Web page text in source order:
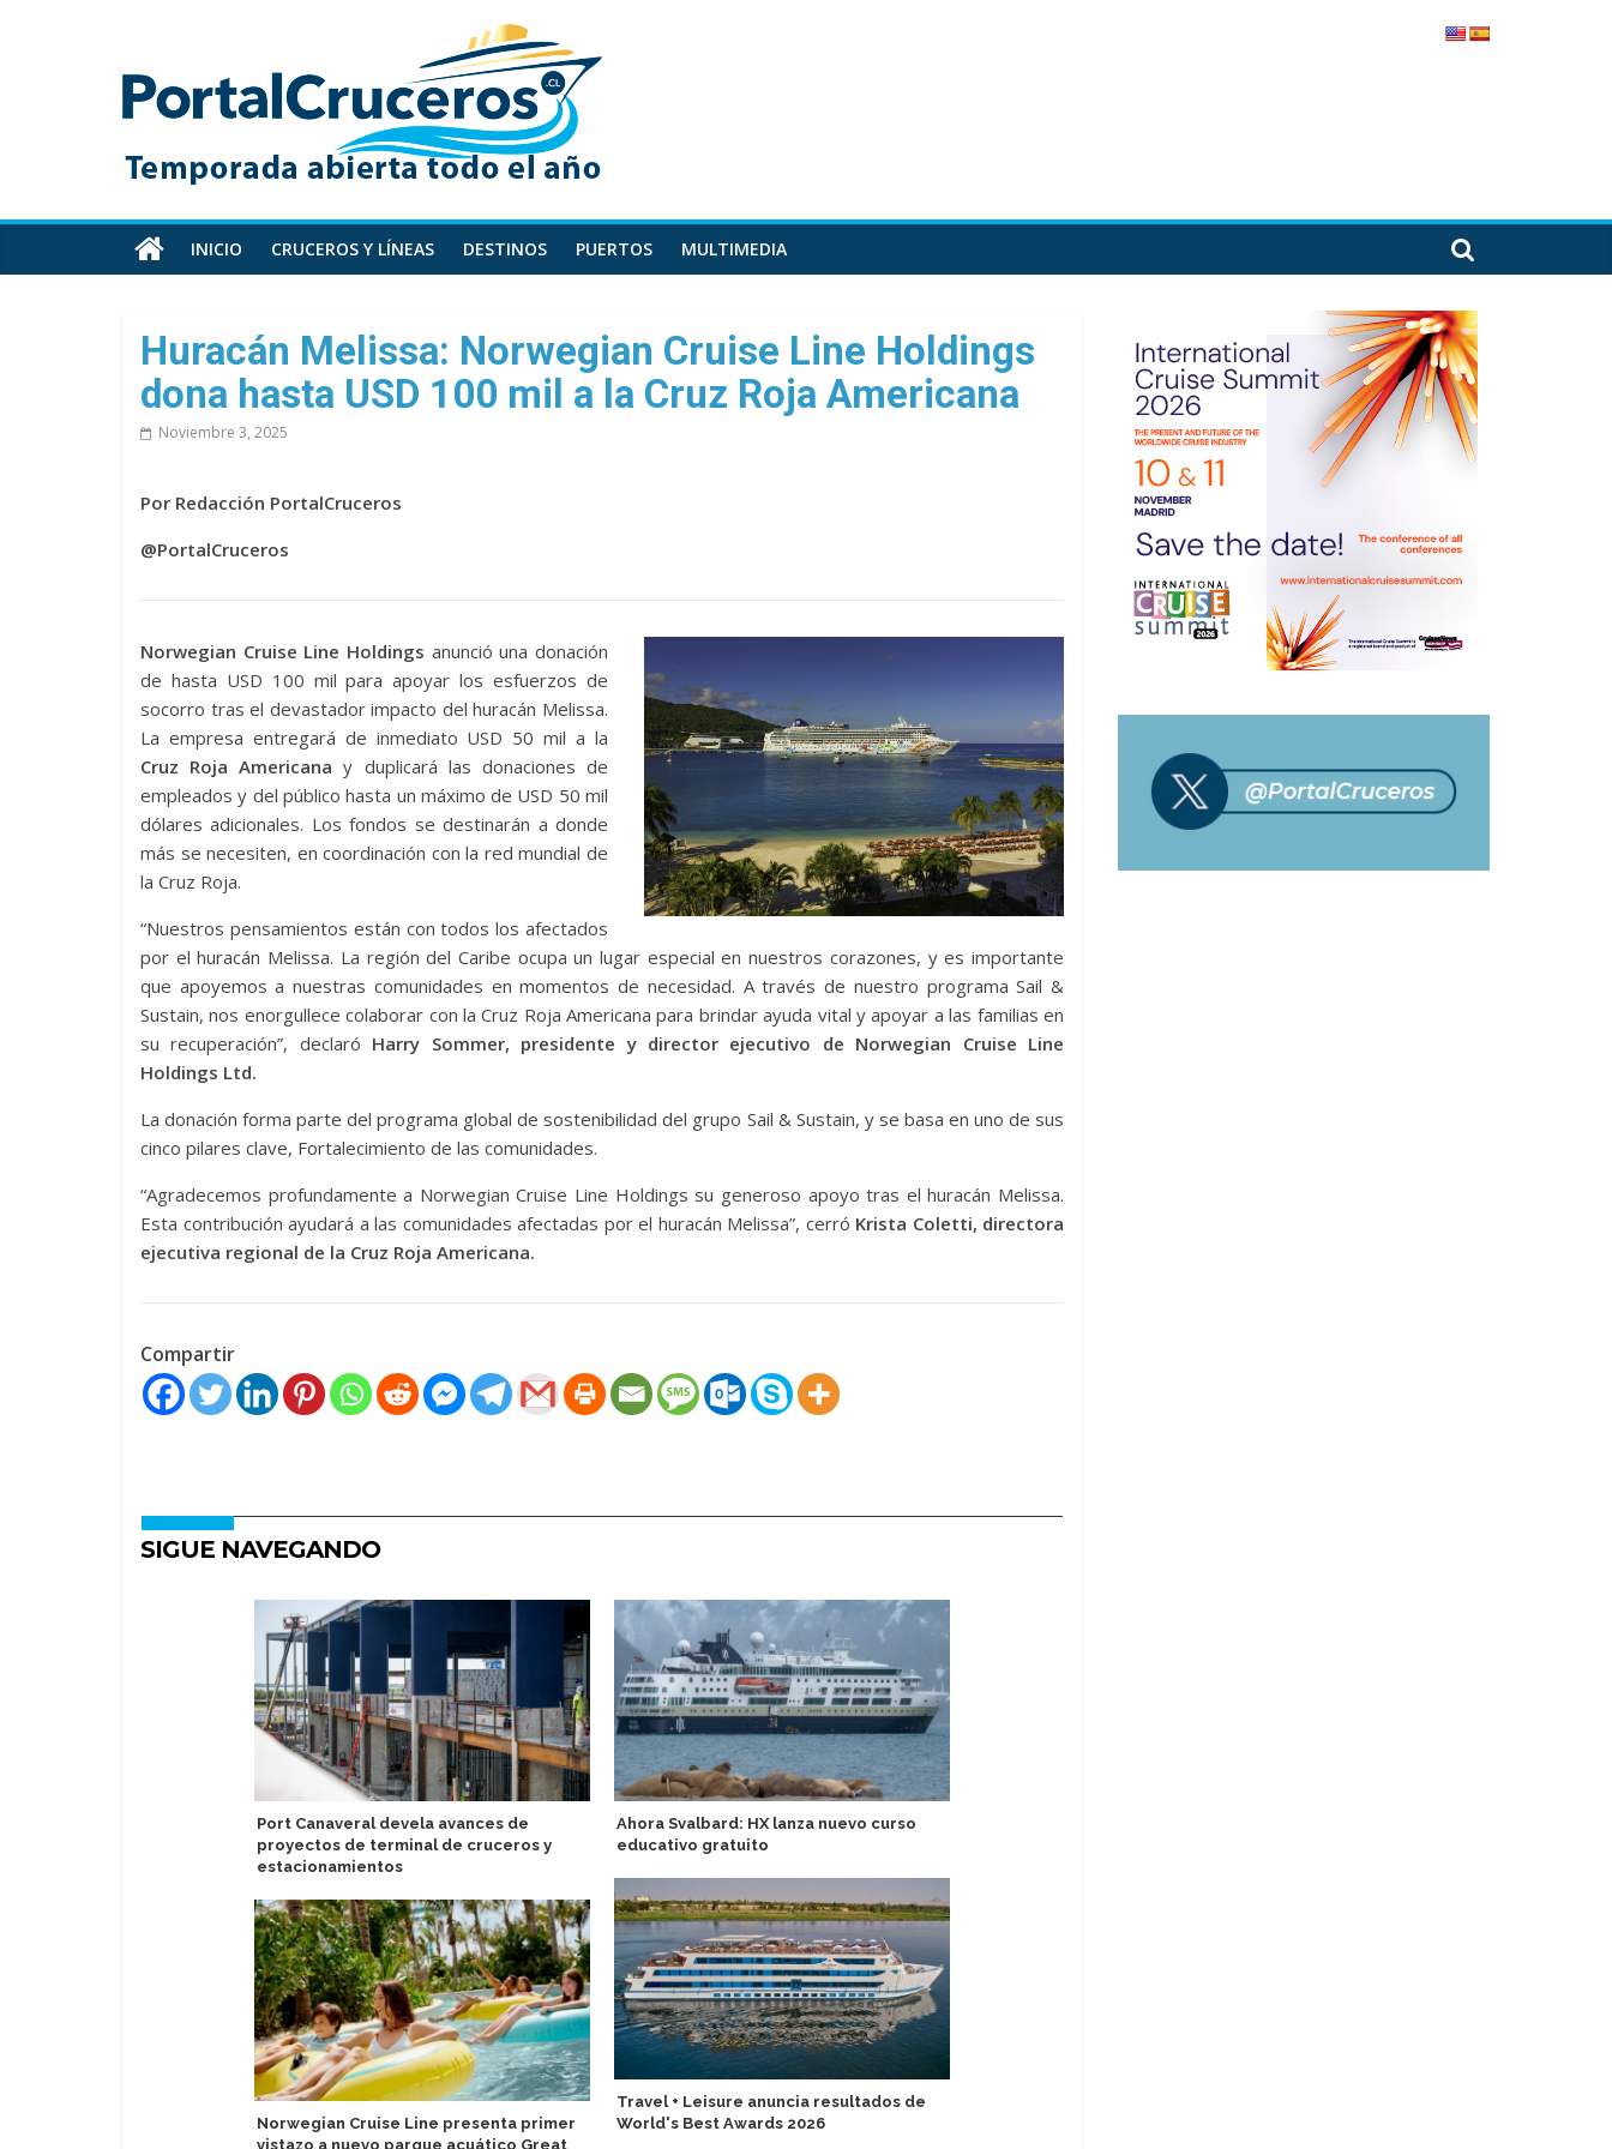
PortalCruceros
Toda
información
cruceros
en
un
sitio
INICIO CRUCEROS Y LÍNEAS DESTINOS PUERTOS MULTIMEDIA
Huracán Melissa: Norwegian Cruise Line Holdings
dona hasta USD 100 mil a la Cruz Roja Americana
Noviembre 3, 2025
Por Redacción PortalCruceros
@PortalCruceros
Norwegian Cruise Line Holdings anunció una donación
de hasta USD 100 mil para apoyar los esfuerzos de
socorro tras el devastador impacto del huracán Melissa.
La empresa entregará de inmediato USD 50 mil a la
Cruz Roja Americana y duplicará las donaciones de
empleados y del público hasta un máximo de USD 50 mil
dólares adicionales. Los fondos se destinarán a donde
más se necesiten, en coordinación con la red mundial de
la Cruz Roja.
“Nuestros pensamientos están con todos los afectados
por el huracán Melissa. La región del Caribe ocupa un lugar especial en nuestros corazones, y es importante
que apoyemos a nuestras comunidades en momentos de necesidad. A través de nuestro programa Sail &
Sustain, nos enorgullece colaborar con la Cruz Roja Americana para brindar ayuda vital y apoyar a las familias en
su recuperación”, declaró Harry Sommer, presidente y director ejecutivo de Norwegian Cruise Line
Holdings Ltd.
La donación forma parte del programa global de sostenibilidad del grupo Sail & Sustain, y se basa en uno de sus
cinco pilares clave, Fortalecimiento de las comunidades.
“Agradecemos profundamente a Norwegian Cruise Line Holdings su generoso apoyo tras el huracán Melissa.
Esta contribución ayudará a las comunidades afectadas por el huracán Melissa”, cerró Krista Coletti, directora
ejecutiva regional de la Cruz Roja Americana.
Compartir
SIGUE NAVEGANDO
Port Canaveral devela avances de
proyectos de terminal de cruceros y
estacionamientos
Norwegian Cruise Line presenta primer
vistazo a nuevo parque acuático Great
Ahora Svalbard: HX lanza nuevo curso
educativo gratuito
Travel + Leisure anuncia resultados de
World's Best Awards 2026